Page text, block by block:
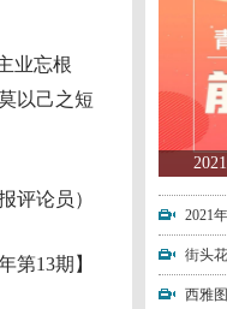
业忘根
以己之短
论员）
13期】
2021
街头
西雅